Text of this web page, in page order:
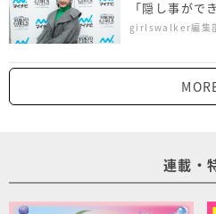
「隠し事がで
girlswalker編集
連載・